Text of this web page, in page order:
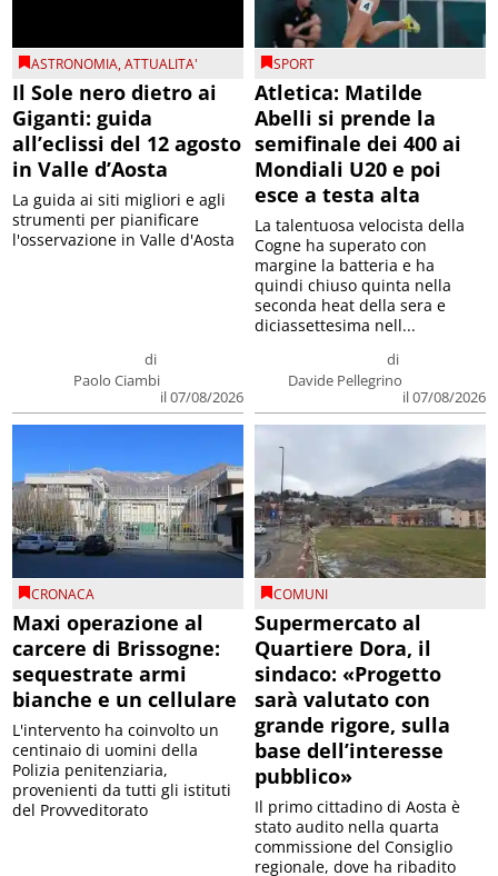
ASTRONOMIA,ATTUALITA'
Il Sole nero dietro ai
Giganti: guida
all’eclissi del 12 agosto
in Valle d’Aosta
di
Paolo Ciambi
il 07/08/2026
La guida ai siti migliori e agli
strumenti per pianificare
l'osservazione in Valle d'Aosta
SPORT
Atletica: Matilde
Abelli si prende la
semifinale dei 400 ai
Mondiali U20 e poi
esce a testa alta
di
Davide Pellegrino
il 07/08/2026
La talentuosa velocista della
Cogne ha superato con
margine la batteria e ha
quindi chiuso quinta nella
seconda heat della sera e
diciassettesima nell...
CRONACA
Maxi operazione al
carcere di Brissogne:
sequestrate armi
bianche e un cellulare
L'intervento ha coinvolto un
centinaio di uomini della
Polizia penitenziaria,
provenienti da tutti gli istituti
del Provveditorato
COMUNI
Supermercato al
Quartiere Dora, il
sindaco: «Progetto
sarà valutato con
grande rigore, sulla
base dell’interesse
pubblico»
Il primo cittadino di Aosta è
stato audito nella quarta
commissione del Consiglio
regionale, dove ha ribadito